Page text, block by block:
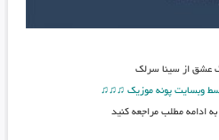
عشق از سینا سرلک
وبسایت پونه موزیک ♫♫♫
ادامه مطلب مراجعه کنید